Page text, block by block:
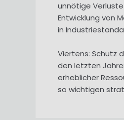
unnötige
Entwicklung von
in
Viertens: Schutz
den letzten
erheblicher
so wichtigen